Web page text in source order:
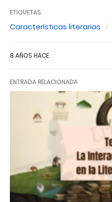
ETIQUETAS:
Características literarias
8 AÑOS HACE
ENTRADA RELACIONADA